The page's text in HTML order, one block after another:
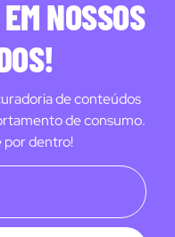
NOSSOS
de conteúdos
de consumo.
por dentro!